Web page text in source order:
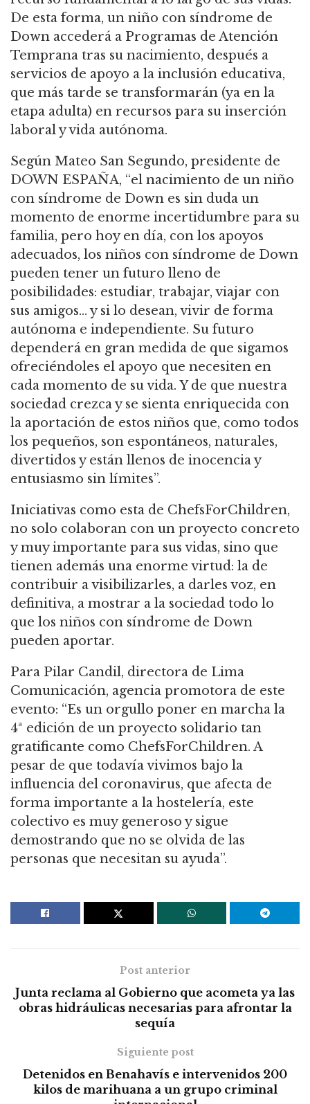
De esta forma, un niño con síndrome de
Down accederá a Programas de Atención
Temprana tras su nacimiento, después a
servicios de apoyo a la inclusión educativa,
que más tarde se transformarán (ya en la
etapa adulta) en recursos para su inserción
laboral y vida autónoma.
Según Mateo San Segundo, presidente de
DOWN ESPAÑA, “el nacimiento de un niño
con síndrome de Down es sin duda un
momento de enorme incertidumbre para su
familia, pero hoy en día, con los apoyos
adecuados, los niños con síndrome de Down
pueden tener un futuro lleno de
posibilidades: estudiar, trabajar, viajar con
sus amigos… y si lo desean, vivir de forma
autónoma e independiente. Su futuro
dependerá en gran medida de que sigamos
ofreciéndoles el apoyo que necesiten en
cada momento de su vida. Y de que nuestra
sociedad crezca y se sienta enriquecida con
la aportación de estos niños que, como todos
los pequeños, son espontáneos, naturales,
divertidos y están llenos de inocencia y
entusiasmo sin límites”.
Iniciativas como esta de ChefsForChildren,
no solo colaboran con un proyecto concreto
y muy importante para sus vidas, sino que
tienen además una enorme virtud: la de
contribuir a visibilizarles, a darles voz, en
definitiva, a mostrar a la sociedad todo lo
que los niños con síndrome de Down
pueden aportar.
Para Pilar Candil, directora de Lima
Comunicación, agencia promotora de este
evento: “Es un orgullo poner en marcha la
4ª edición de un proyecto solidario tan
gratificante como ChefsForChildren. A
pesar de que todavía vivimos bajo la
influencia del coronavirus, que afecta de
forma importante a la hostelería, este
colectivo es muy generoso y sigue
demostrando que no se olvida de las
personas que necesitan su ayuda”.
Post anterior
Junta reclama al Gobierno que acometa ya las
obras hidráulicas necesarias para afrontar la
sequía
Siguiente post
Detenidos en Benahavís e intervenidos 200
kilos de marihuana a un grupo criminal